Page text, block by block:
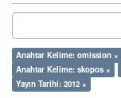
Anahtar Kelime: omission ×
Anahtar Kelime: skopos ×
Yayın Tarihi: 2012 ×